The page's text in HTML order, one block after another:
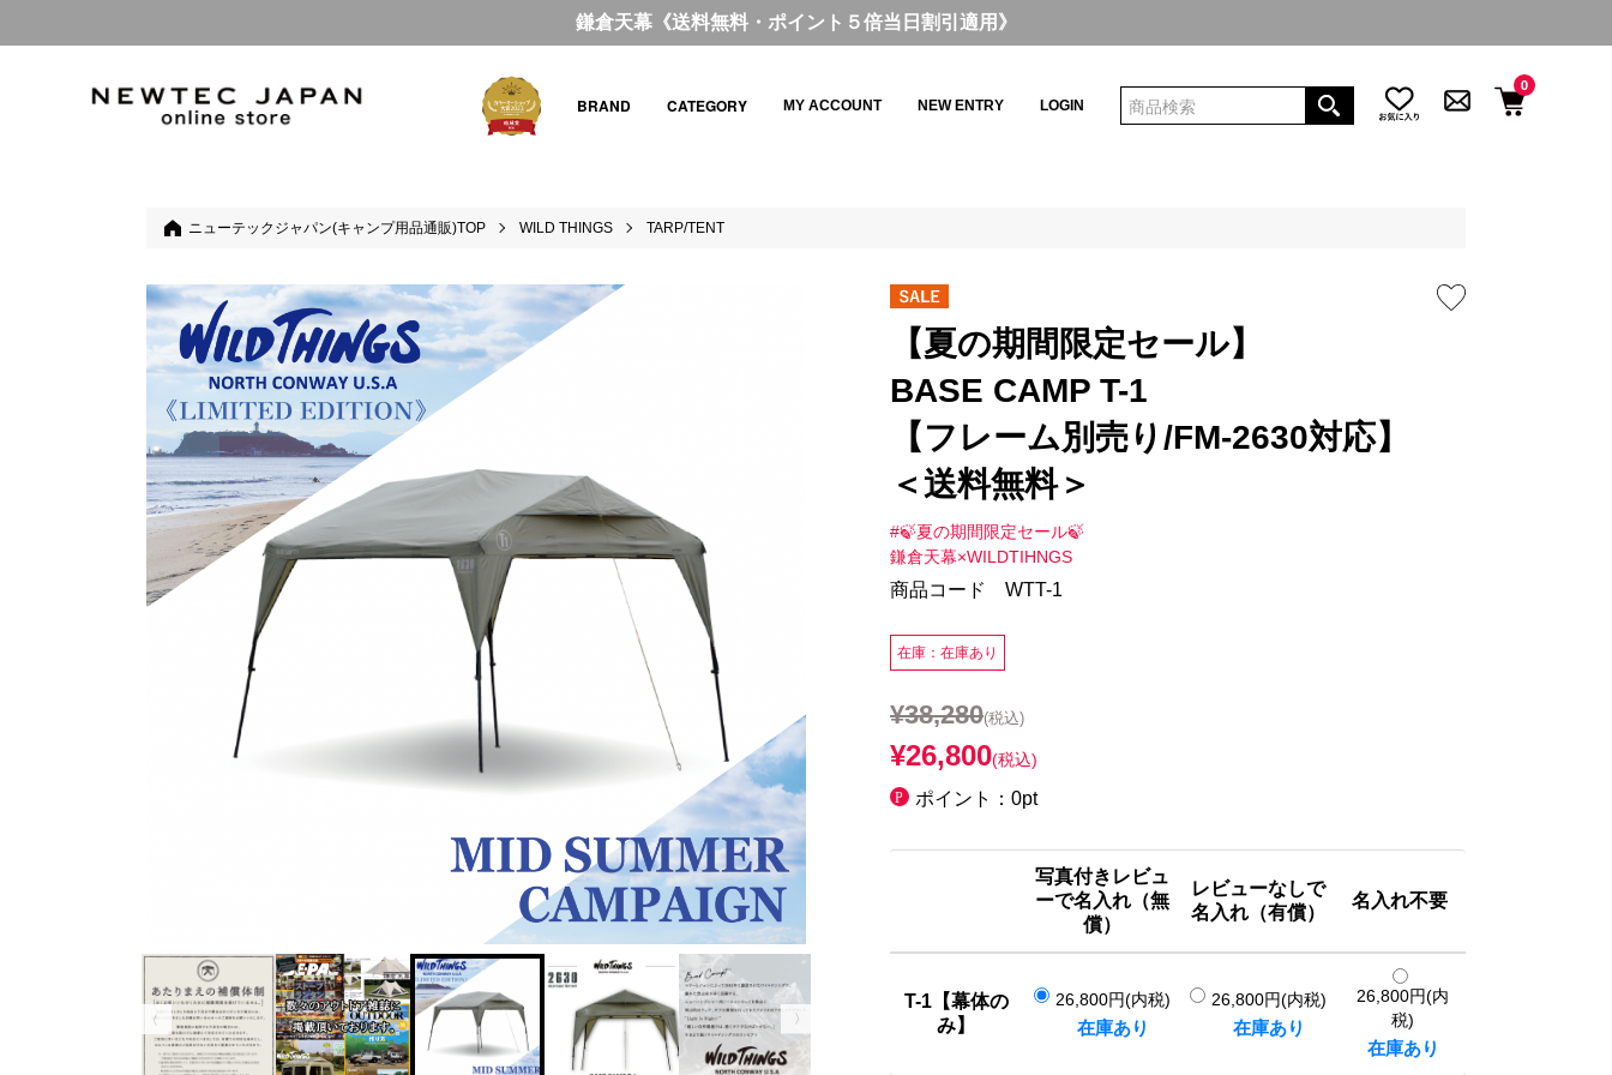
鎌倉天幕《送料無料・ポイント５倍当日割引適用》
BRAND CATEGORY MY ACCOUNT NEW ENTRY LOGIN
0
ニューテックジャパン(キャンプ用品通販)TOP WILD THINGS TARP/TENT
【夏の期間限定セール】
BASE CAMP T-1
【フレーム別売り/FM-2630対応】
＜送料無料＞
#🍃夏の期間限定セール🍃
鎌倉天幕×WILDTIHNGS
商品コード WTT-1
在庫：在庫あり
¥38,280(税込)
¥26,800(税込)
ポイント：0pt
写真付きレビュ
ーで名入れ（無
償）
レビューなしで
名入れ（有償）
名入れ不要
T-1【幕体の
み】
26,800円(内税)
在庫あり
26,800円(内税)
在庫あり
26,800円(内
税)
在庫あり